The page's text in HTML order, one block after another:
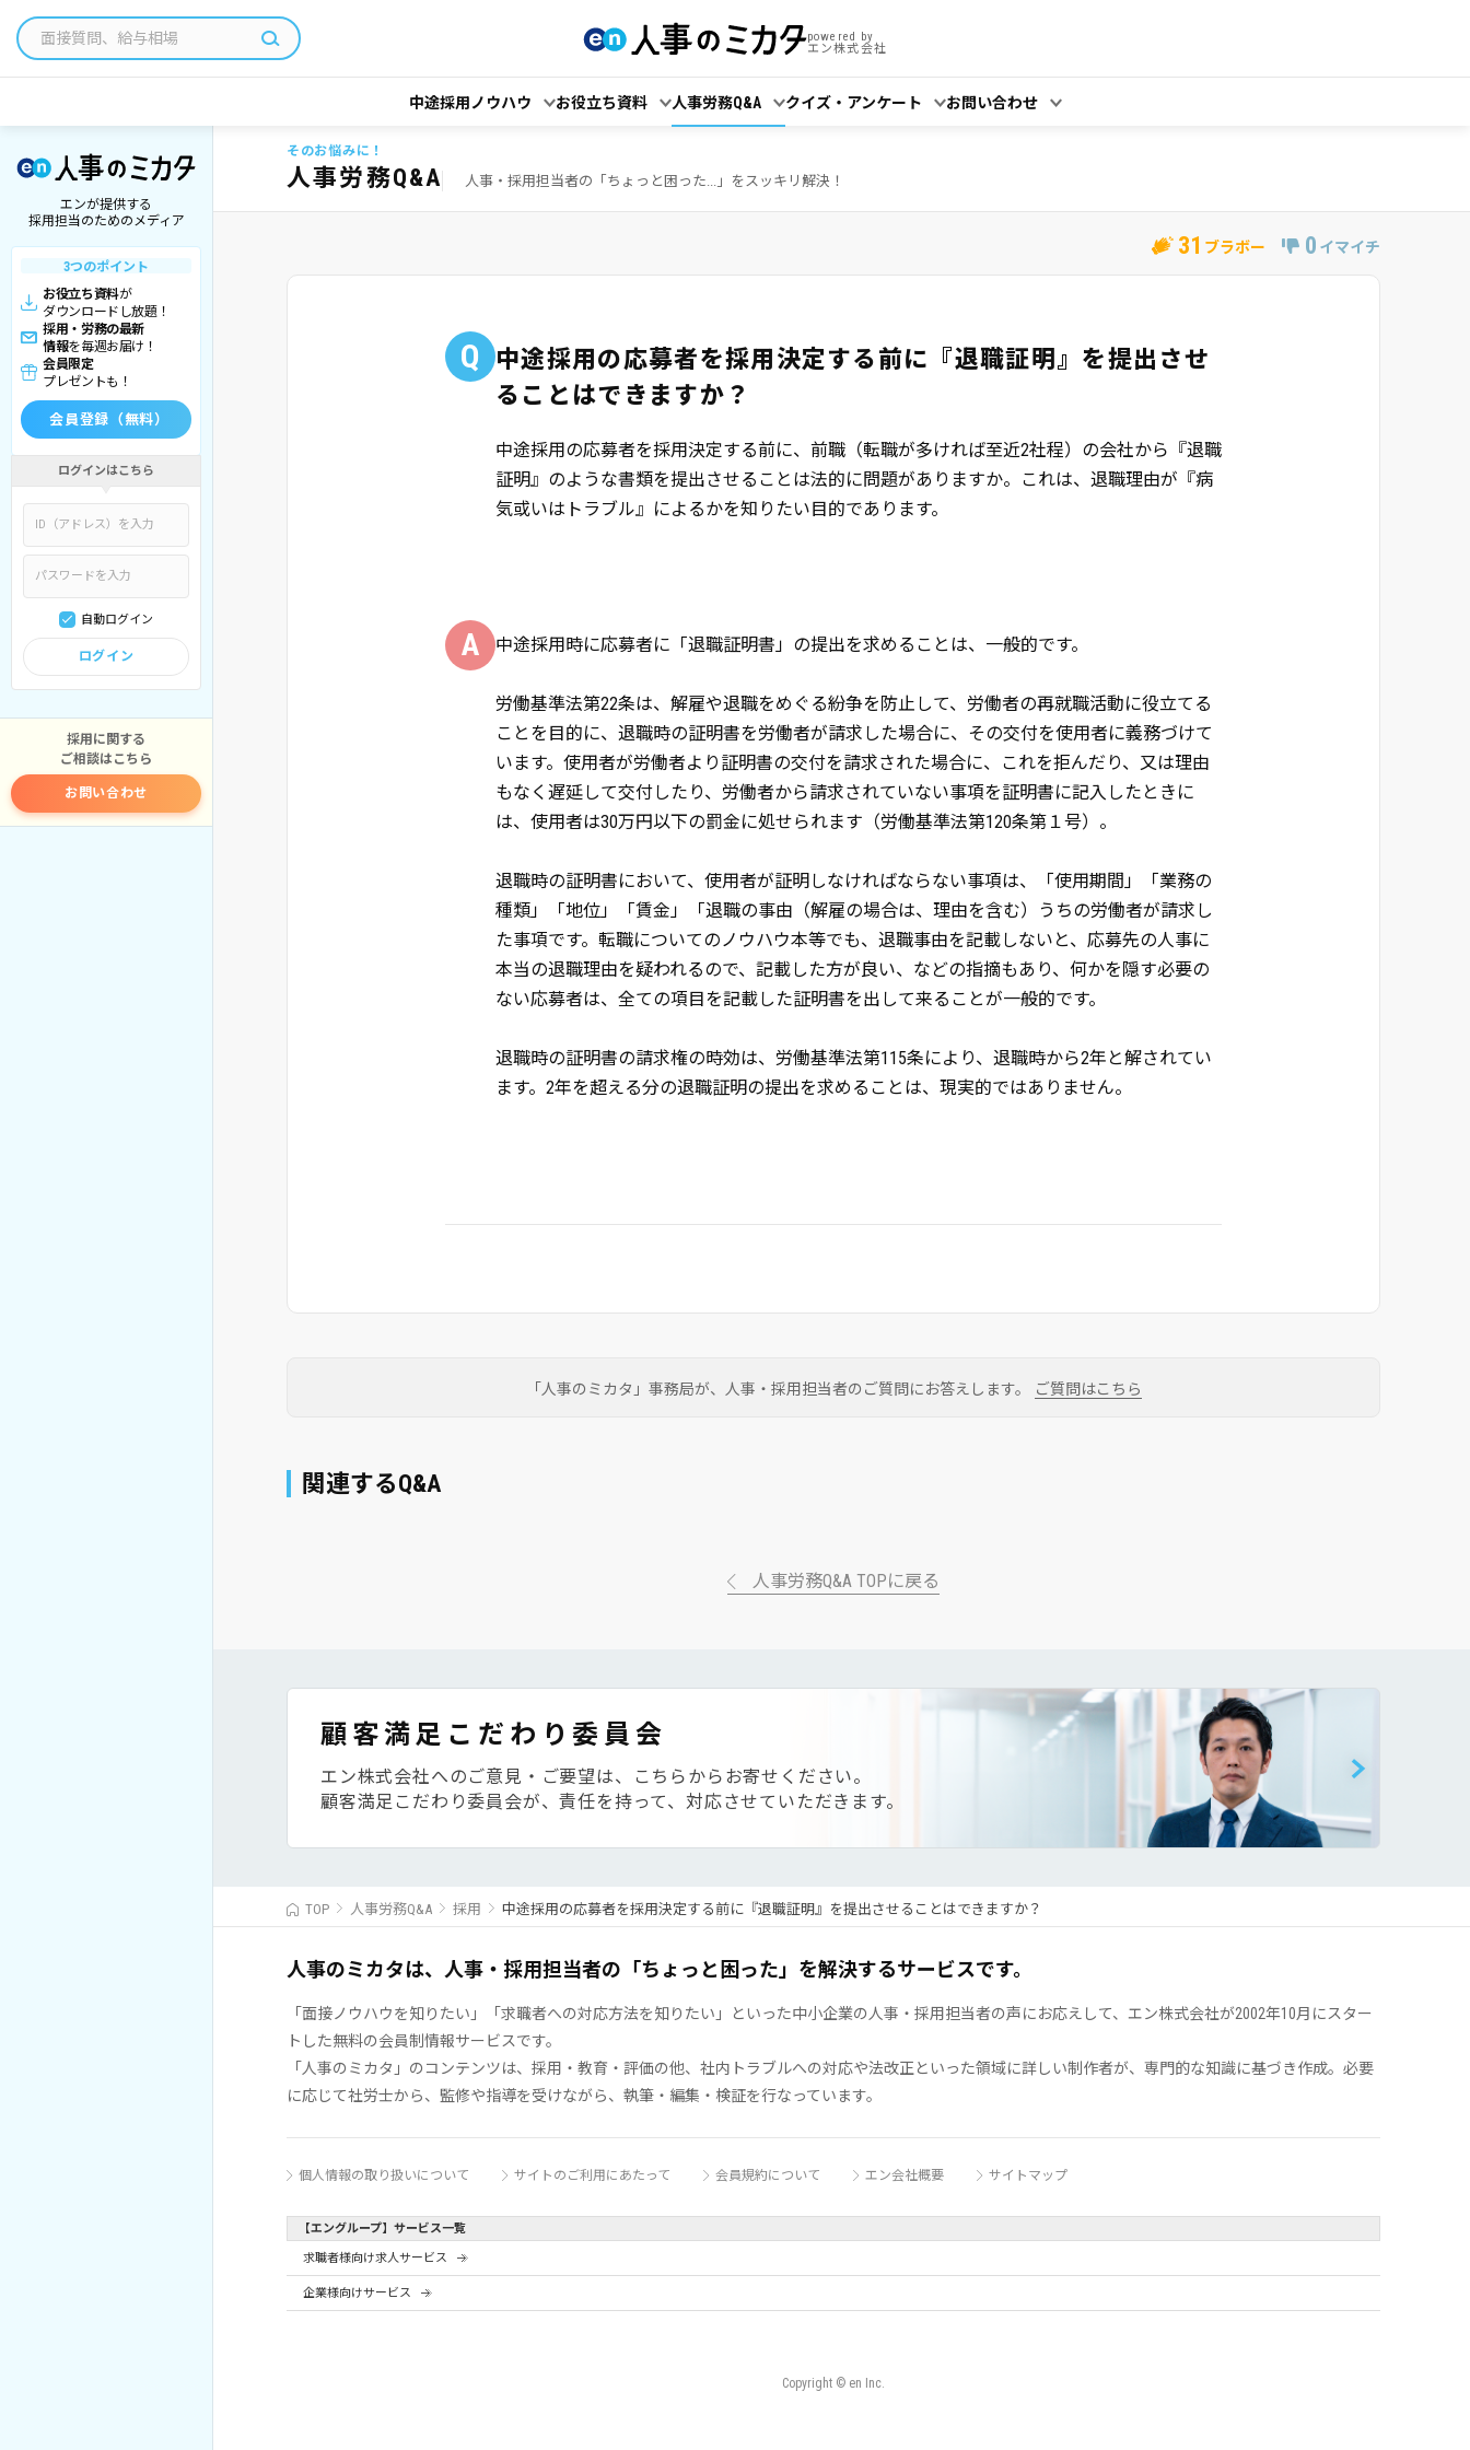
powered by
エン株式会社
中途採用ノウハウ お役立ち資料 人事労務Q&A クイズ・アンケート お問い合わせ
エンが提供する
採用担当のためのメディア
3つのポイント
お役立ち資料が
ダウンロードし放題！
採用・労務の最新
情報を毎週お届け！
会員限定
プレゼントも！
会員登録（無料）
ログインはこちら
自動ログイン
ログイン
採用に関する
ご相談はこちら
お問い合わせ
そのお悩みに！
人事労務Q&A 人事・採用担当者の「ちょっと困った...」をスッキリ解決！
31 ブラボー 0 イマイチ
Q
中途採用の応募者を採用決定する前に『退職証明』を提出させ
ることはできますか？
中途採用の応募者を採用決定する前に、前職（転職が多ければ至近2社程）の会社から『退職
証明』のような書類を提出させることは法的に問題がありますか。これは、退職理由が『病
気或いはトラブル』によるかを知りたい目的であります。
A 中途採用時に応募者に「退職証明書」の提出を求めることは、一般的です。
労働基準法第22条は、解雇や退職をめぐる紛争を防止して、労働者の再就職活動に役立てる
ことを目的に、退職時の証明書を労働者が請求した場合に、その交付を使用者に義務づけて
います。使用者が労働者より証明書の交付を請求された場合に、これを拒んだり、又は理由
もなく遅延して交付したり、労働者から請求されていない事項を証明書に記入したときに
は、使用者は30万円以下の罰金に処せられます（労働基準法第120条第１号）。
退職時の証明書において、使用者が証明しなければならない事項は、「使用期間」「業務の
種類」「地位」「賃金」「退職の事由（解雇の場合は、理由を含む）うちの労働者が請求し
た事項です。転職についてのノウハウ本等でも、退職事由を記載しないと、応募先の人事に
本当の退職理由を疑われるので、記載した方が良い、などの指摘もあり、何かを隠す必要の
ない応募者は、全ての項目を記載した証明書を出して来ることが一般的です。
退職時の証明書の請求権の時効は、労働基準法第115条により、退職時から2年と解されてい
ます。2年を超える分の退職証明の提出を求めることは、現実的ではありません。
「人事のミカタ」事務局が、 人事・採用担当者のご質問にお答えします。 ご質問はこちら
関連するQ&A
人事労務Q&A TOPに戻る
顧客満足こだわり委員会
エン株式会社へのご意見・ご要望は、こちらからお寄せください。
顧客満足こだわり委員会が、責任を持って、対応させていただきます。
TOP 人事労務Q&A 採用 中途採用の応募者を採用決定する前に『退職証明』を提出させることはできますか？
人事のミカタは、人事・採用担当者の「ちょっと困った」を解決するサービスです。
「面接ノウハウを知りたい」「求職者への対応方法を知りたい」といった中小企業の人事・採用担当者の声にお応えして、エン株式会社が2002年10月にスター
トした無料の会員制情報サービスです。
「人事のミカタ」のコンテンツは、採用・教育・評価の他、社内トラブルへの対応や法改正といった領域に詳しい制作者が、専門的な知識に基づき作成。必要
に応じて社労士から、監修や指導を受けながら、執筆・編集・検証を行なっています。
個人情報の取り扱いについて サイトのご利用にあたって 会員規約について エン会社概要 サイトマップ
【エングループ】サービス一覧
求職者様向け求人サービス
企業様向けサービス
Copyright © en Inc.